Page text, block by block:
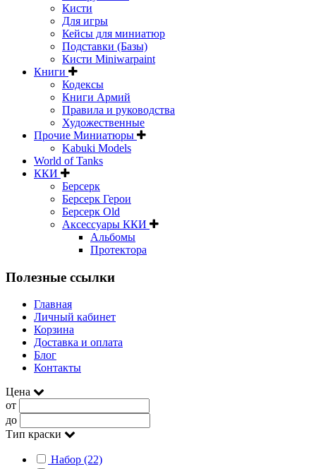
Кисти
Для игры
Кейсы для миниатюр
Подставки (Базы)
Кисти Miniwarpaint
Книги
Кодексы
Книги Армий
Правила и руководства
Художественные
Прочие Миниатюры
Kabuki Models
World of Tanks
ККИ
Берсерк
Берсерк Герои
Берсерк Old
Аксессуары ККИ
Альбомы
Протектора
Полезные ссылки
Главная
Личный кабинет
Корзина
Доставка и оплата
Блог
Контакты
Цена
от
до
Тип краски
Набор (22)